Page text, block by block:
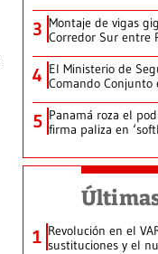
3 Montaje de vigas
Corredor Sur entre
4 El Ministerio de
Comando Conjunto
5 Panamá roza el
firma paliza en
1 Revolución en el
sustituciones y el